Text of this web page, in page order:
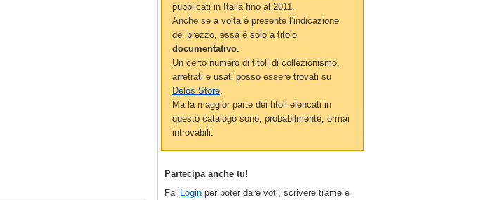
pubblicati in Italia fino al 2011.
Anche se a volta è presente l’indicazione
del prezzo, essa è solo a titolo
documentativo
Un certo numero di titoli di collezionismo,
arretrati e usati posso essere trovati su
Delos Store
Ma la maggior parte dei titoli elencati in
questo catalogo sono, probabilmente, ormai
introvabili.
Partecipa anche tu!
Fai Login per poter dare voti, scrivere trame e